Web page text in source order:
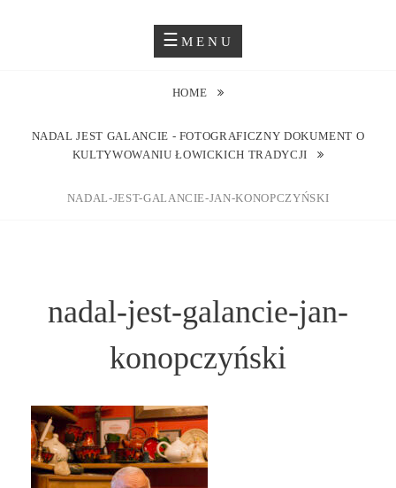
JUSTYNA EWA GROCHOWSKA
MENU
HOME
NADAL JEST GALANCIE - FOTOGRAFICZNY DOKUMENT O
KULTYWOWANIU ŁOWICKICH TRADYCJI
NADAL-JEST-GALANCIE-JAN-KONOPCZYŃSKI
nadal-jest-galancie-jan-
konopczyński